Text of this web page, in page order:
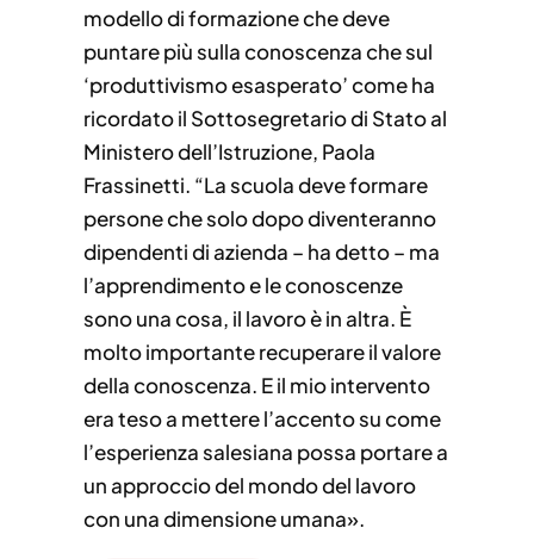
modello di formazione che deve
puntare più sulla conoscenza che sul
‘produttivismo esasperato’ come ha
ricordato il Sottosegretario di Stato al
Ministero dell’Istruzione, Paola
Frassinetti. “La scuola deve formare
persone che solo dopo diventeranno
dipendenti di azienda – ha detto – ma
l’apprendimento e le conoscenze
sono una cosa, il lavoro è in altra. È
molto importante recuperare il valore
della conoscenza. E il mio intervento
era teso a mettere l’accento su come
l’esperienza salesiana possa portare a
un approccio del mondo del lavoro
con una dimensione umana».